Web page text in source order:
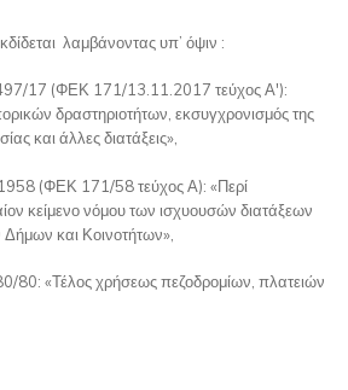
λαμβάνοντας υπ’ όψιν :
17 (ΦΕΚ 171/13.11.2017 τεύχος Α'):
δραστηριοτήτων, εκσυγχρονισμός της
και άλλες διατάξεις»,
(ΦΕΚ 171/58 τεύχος Α): «Περί
κείμενο νόμου των ισχυουσών διατάξεων
και Κοινοτήτων»,
80: «Τέλος χρήσεως πεζοδρομίων, πλατειών